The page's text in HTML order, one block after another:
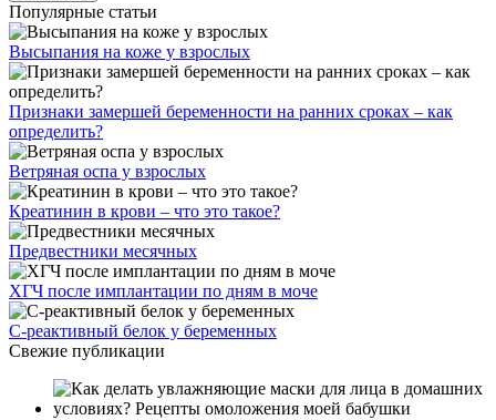
Популярные статьи
Высыпания на коже у взрослых
Признаки замершей беременности на ранних сроках – как
определить?
Ветряная оспа у взрослых
Креатинин в крови – что это такое?
Предвестники месячных
ХГЧ после имплантации по дням в моче
С-реактивный белок у беременных
Свежие публикации